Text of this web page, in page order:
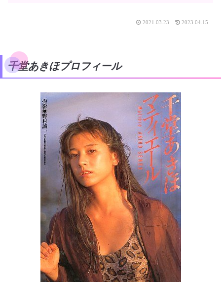
2021.03.23 2023.04.15
千堂あきほプロフィール